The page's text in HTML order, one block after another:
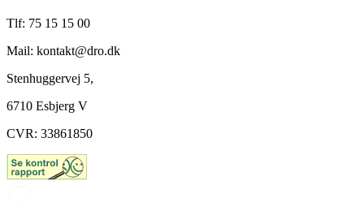
Tlf: 75 15 15 00
Mail: kontakt@dro.dk
Stenhuggervej 5,
6710 Esbjerg V
CVR: 33861850